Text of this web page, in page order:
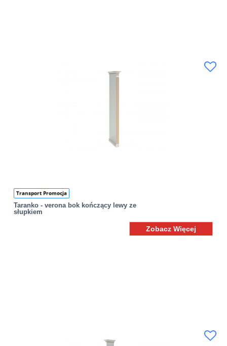
Transport Promocja
Taranko - verona bok kończący lewy ze
słupkiem
Zobacz Więcej